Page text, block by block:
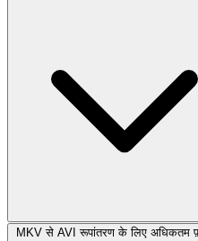
MKV से AVI रूपांतरण के लिए अधिकतम